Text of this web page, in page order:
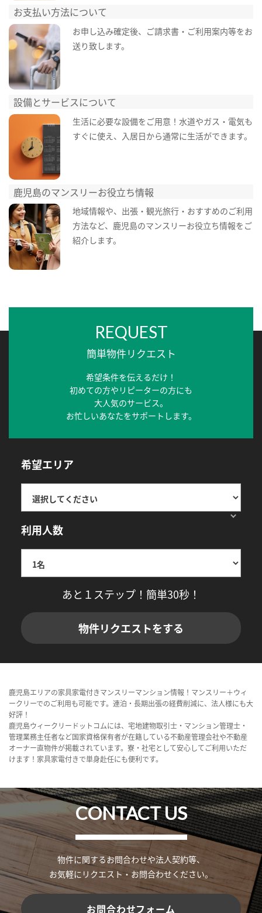
お支払い方法について
お申し込み確定後、ご請求書・ご利用案内等をお
送り致します。
設備とサービスについて
生活に必要な設備をご用意！水道やガス・電気も
すぐに使え、入居日から通常に生活ができます。
鹿児島のマンスリーお役立ち情報
地域情報や、出張・観光旅行・おすすめのご利用
方法など、鹿児島のマンスリーお役立ち情報をご
紹介します。
REQUEST
簡単物件リクエスト
希望条件を伝えるだけ！
初めての方やリピーターの方にも
大人気のサービス。
お忙しいあなたをサポートします。
希望エリア
利用人数
あと１ステップ！簡単30秒！
物件リクエストをする
鹿児島エリアの家具家電付きマンスリーマンション情報！マンスリー＋ウィ
ークリーでのご利用も可能です。連泊・長期出張の経費削減に、法人様にも大
好評！
鹿児島ウィークリードットコムには、宅地建物取引士・マンション管理士・
管理業務主任者など国家資格保有者が在籍している不動産管理会社や不動産
オーナー直物件が掲載されています。寮・社宅として安心してご利用いただ
けます！家具家電付きで単身赴任にも便利です。
CONTACT US
物件に関するお問合わせや法人契約等、
お気軽にリクエスト・お問合わせください。
お問合わせフォーム